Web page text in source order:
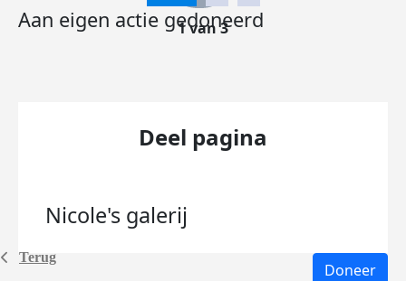
Terug
Aan eigen actie gedoneerd
1 van 3
Deel pagina
Nicole's galerij
Doneer